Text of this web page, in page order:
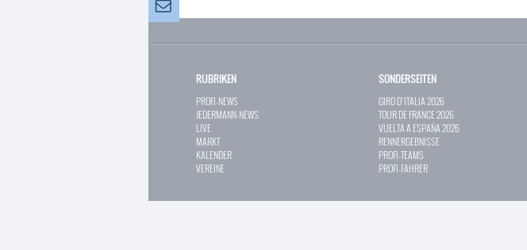
RUBRIKEN
PROFI-NEWS
JEDERMANN-NEWS
LIVE
MARKT
KALENDER
VEREINE
SONDERSEITEN
GIRO D`ITALIA 2026
TOUR DE FRANCE 2026
VUELTA A ESPAÑA 2026
RENNERGEBNISSE
PROFI-TEAMS
PROFI-FAHRER